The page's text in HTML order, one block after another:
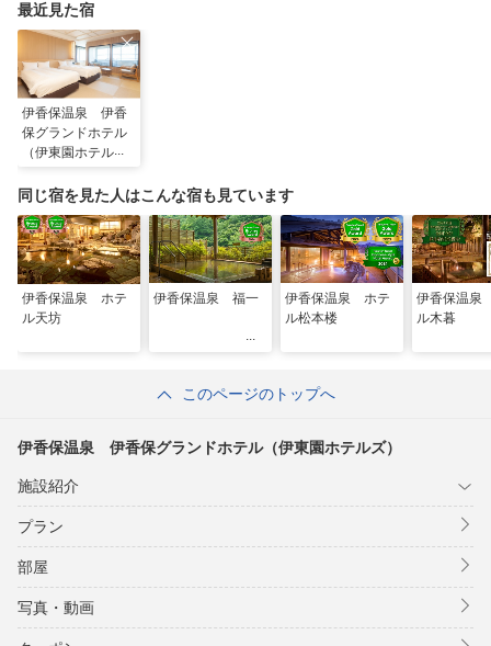
最近見た宿
伊香保温泉 伊香
保グランドホテル
（伊東園ホテル
同じ宿を見た人はこんな宿も見ています
伊香保温泉 ホテ
ル天坊
伊香保温泉 福一
伊香保温泉 ホテ
ル松本楼
伊香保温
ル木暮
このページのトップへ
伊香保温泉 伊香保グランドホテル（伊東園ホテルズ）
施設紹介
プラン
部屋
写真・動画